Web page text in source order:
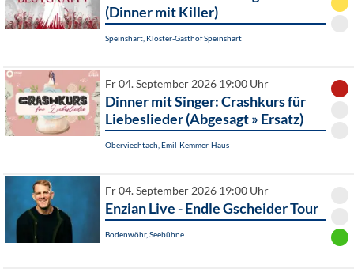
(Dinner mit Killer)
Speinshart, Kloster-Gasthof Speinshart
Fr 04. September 2026 19:00 Uhr
Dinner mit Singer: Crashkurs für
Liebeslieder (Abgesagt » Ersatz)
Oberviechtach, Emil-Kemmer-Haus
Fr 04. September 2026 19:00 Uhr
Enzian Live - Endle Gscheider Tour
Bodenwöhr, Seebühne